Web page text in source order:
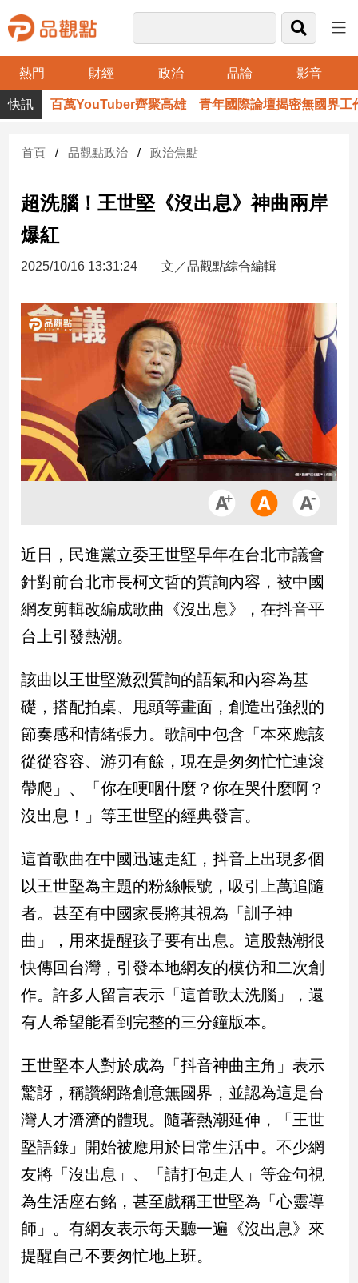
熱門 財經 政治 品論 影音
品
觀
財
台
財
新
產
經/
房
地
產
品
政
治
政
治
焦
品
點
民
調
國
會
點
觀
兩
岸/
國
際
會/
方
新
冠
病
專
區
南
台
百萬YouTuber齊聚高雄 青年國際論壇揭密無國界工作
首頁 品觀點政治 政治焦點
超洗腦！王世堅《沒出息》神曲兩岸
爆紅
2025/10/16 13:31:24 文／品觀點綜合編輯
近日，民進黨立委王世堅早年在台北市議會
針對前台北市長柯文哲的質詢內容，被中國
網友剪輯改編成歌曲《沒出息》，在抖音平
台上引發熱潮。
該曲以王世堅激烈質詢的語氣和內容為基
礎，搭配拍桌、甩頭等畫面，創造出強烈的
節奏感和情緒張力。歌詞中包含「本來應該
從從容容、游刃有餘，現在是匆匆忙忙連滾
帶爬」、「你在哽咽什麼？你在哭什麼啊？
沒出息！」等王世堅的經典發言。
這首歌曲在中國迅速走紅，抖音上出現多個
以王世堅為主題的粉絲帳號，吸引上萬追隨
者。甚至有中國家長將其視為「訓子神
曲」，用來提醒孩子要有出息。這股熱潮很
快傳回台灣，引發本地網友的模仿和二次創
作。許多人留言表示「這首歌太洗腦」，還
有人希望能看到完整的三分鐘版本。
王世堅本人對於成為「抖音神曲主角」表示
驚訝，稱讚網路創意無國界，並認為這是台
灣人才濟濟的體現。隨著熱潮延伸，「王世
堅語錄」開始被應用於日常生活中。不少網
友將「沒出息」、「請打包走人」等金句視
為生活座右銘，甚至戲稱王世堅為「心靈導
師」。有網友表示每天聽一遍《沒出息》來
提醒自己不要匆忙地上班。